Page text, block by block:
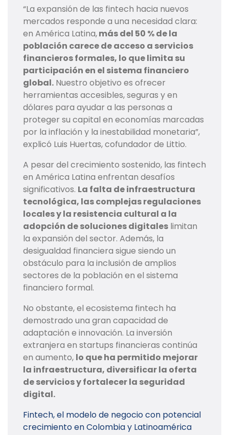
“La expansión de las fintech hacia nuevos
mercados responde a una necesidad clara:
en América Latina,más del 50 % de la
población carece de acceso a servicios
financieros formales, lo que limita su
participación en el sistema financiero
global. Nuestro objetivo es ofrecer
herramientas accesibles, seguras y en
dólares para ayudar a las personas a
proteger su capital en economías marcadas
por la inflación y la inestabilidad monetaria”,
explicó Luis Huertas, cofundador de Littio.
A pesar del crecimiento sostenido, las fintech
en América Latina enfrentan desafíos
significativos. La falta de infraestructura
tecnológica, las complejas regulaciones
locales y la resistencia cultural a la
adopción de soluciones digitales limitan
la expansión del sector. Además, la
desigualdad financiera sigue siendo un
obstáculo para la inclusión de amplios
sectores de la población en el sistema
financiero formal.
No obstante, el ecosistema fintech ha
demostrado una gran capacidad de
adaptación e innovación. La inversión
extranjera en startups financieras continúa
en aumento, lo que ha permitido mejorar
la infraestructura, diversificar la oferta
de servicios y fortalecer la seguridad
digital.
Fintech, el modelo de negocio con potencial
crecimiento en Colombia y Latinoamérica